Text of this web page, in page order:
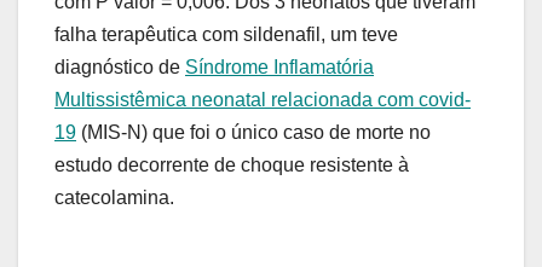
falha terapêutica com sildenafil, um teve
diagnóstico de Síndrome Inflamatória
Multissistêmica neonatal relacionada com covid-
19 (MIS-N) que foi o único caso de morte no
estudo decorrente de choque resistente à
catecolamina.